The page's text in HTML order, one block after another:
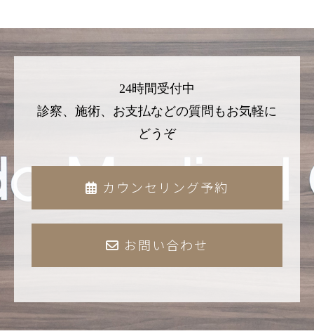
24時間受付中
診察、施術、お支払などの質問もお気軽に
どうぞ
カウンセリング予約
お問い合わせ